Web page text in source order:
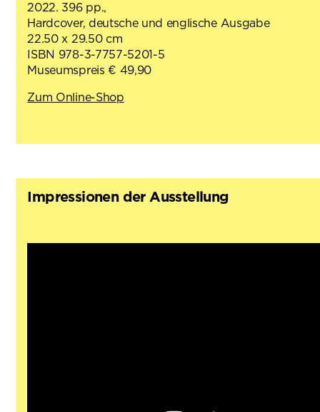
2022. 396 pp.,
Hardcover, deutsche und englische Ausgabe
22.50 x 29.50 cm
ISBN 978-3-7757-5201-5
Museumspreis € 49,90
Zum Online-Shop
Impressionen der Ausstellung